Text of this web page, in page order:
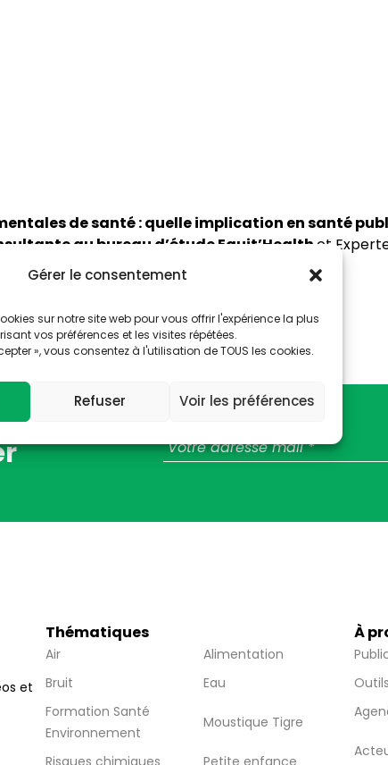
Gérer le consentement
sur notre site web pour vous offrir l'expérience la plus
vos préférences et les visites répétées.
», vous consentez à l'utilisation de TOUS les cookies.
Refuser Voir les préférences
de santé : quelle implication en santé
au bureau d’étude Equit’Health et
et
Thématiques
Air
Alimentation
Bruit
Eau
Formation Santé
Environnement
Moustique Tigre
Risques chimiques Petite enfance
À